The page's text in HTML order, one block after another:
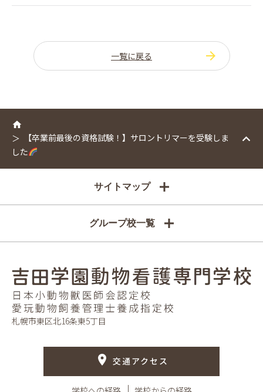
一覧に戻る
【卒業前最後の資格試験！】サロントリマーを受験しま
した
サイトマップ
グループ校一覧
札幌市東区北16条東5丁目
交通アクセス